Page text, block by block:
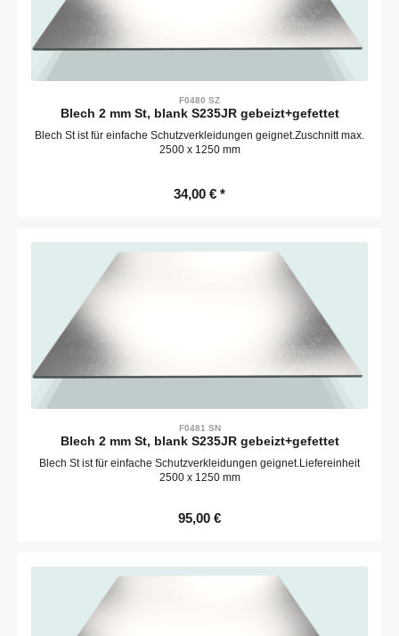
F0480 SZ
Blech 2 mm St, blank S235JR gebeizt+gefettet
Blech St ist für einfache Schutzverkleidungen geignet.Zuschnitt max.
2500 x 1250 mm
34,00 € *
F0481 SN
Blech 2 mm St, blank S235JR gebeizt+gefettet
Blech St ist für einfache Schutzverkleidungen geignet.Liefereinheit
2500 x 1250 mm
Regulärer Preis:
95,00 €